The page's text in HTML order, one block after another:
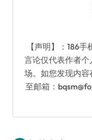
【声明】：186
言论仅代表作者
场。如您发现内
至邮箱：